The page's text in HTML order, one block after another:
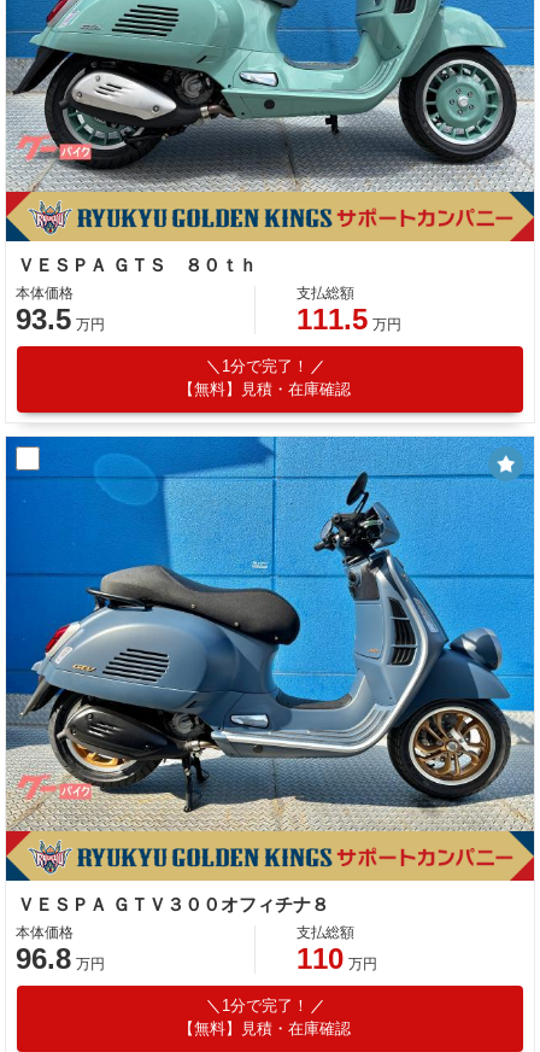
ＶＥＳＰＡ ＧＴＳ ８０ｔｈ
本体価格
93.5 万円
支払総額
111.5 万円
1分で完了！
【無料】見積・在庫確認
ＶＥＳＰＡ ＧＴＶ３００オフィチナ８
本体価格
96.8 万円
支払総額
110 万円
1分で完了！
【無料】見積・在庫確認